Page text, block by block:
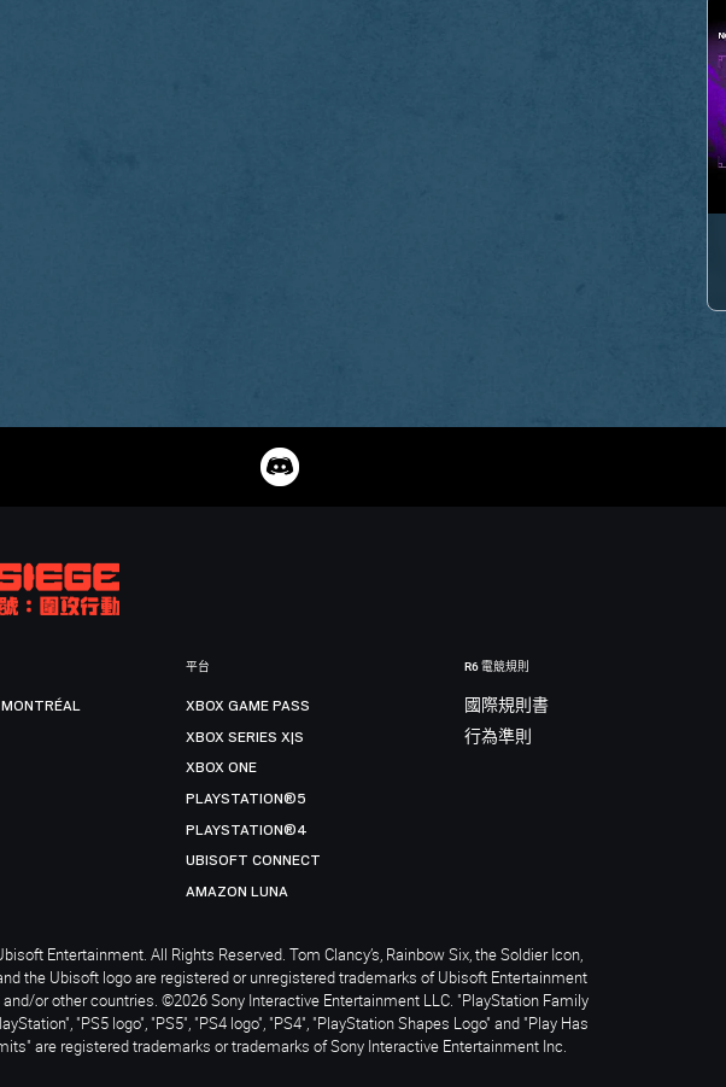
平台
XBOX GAME PASS
XBOX SERIES X|S
XBOX ONE
PLAYSTATION®5
PLAYSTATION®4
UBISOFT CONNECT
AMAZON LUNA
R6 電競規則
國際規則書
行為準則
Entertainment. All Rights Reserved. Tom Clancy’s, Rainbow Six, the Soldier Icon,
the Ubisoft logo are registered or unregistered trademarks of Ubisoft Entertainment
and/or other countries. ©2026 Sony Interactive Entertainment LLC. "PlayStation Family
"PS5 logo", "PS5", "PS4 logo", "PS4", "PlayStation Shapes Logo" and "Play Has
are registered trademarks or trademarks of Sony Interactive Entertainment Inc.